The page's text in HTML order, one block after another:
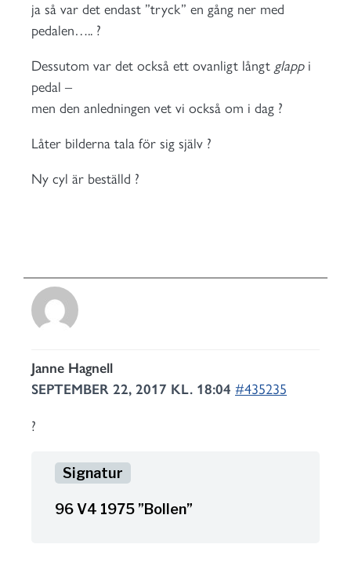
ja så var det endast ”tryck” en gång ner med
pedalen….. ?
Dessutom var det också ett ovanligt långt glappi
pedal –
men den anledningen vet vi också om i dag ?
Låter bilderna tala för sig själv ?
Ny cyl är beställd ?
Janne Hagnell
SEPTEMBER 22, 2017 KL. 18:04 #435235
?
96 V4 1975 ”Bollen”